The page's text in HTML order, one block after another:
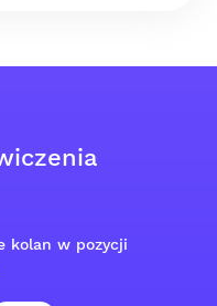
kolan w pozycji